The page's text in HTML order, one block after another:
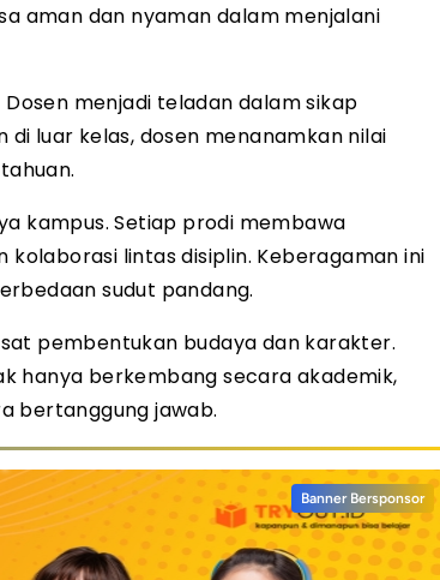
aman dan nyaman dalam menjalani
menjadi teladan dalam sikap
luar kelas, dosen menanamkan nilai
kampus. Setiap prodi membawa
lintas disiplin. Keberagaman ini
sudut pandang.
pembentukan budaya dan karakter.
hanya berkembang secara akademik,
bertanggung jawab.
Banner Bersponsor